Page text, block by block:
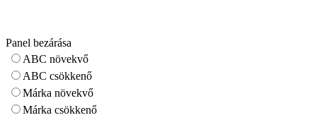
Panel bezárása
ABC növekvő
ABC csökkenő
Márka növekvő
Márka csökkenő